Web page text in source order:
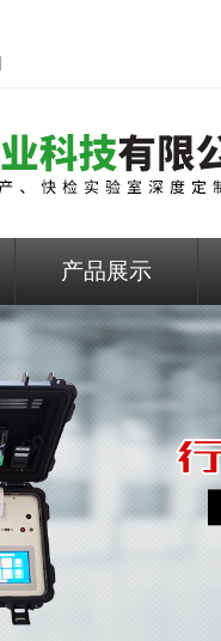
产品展示